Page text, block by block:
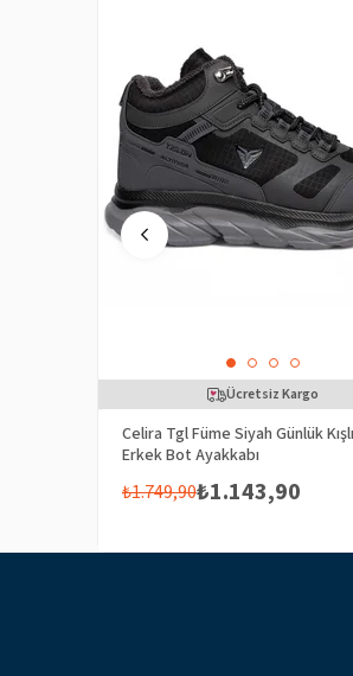
Celira Tgl Füme Siyah Günlük
Erkek Bot Ayakkabı
₺1.143,90
₺1.749,90
Ücretsiz Kargo